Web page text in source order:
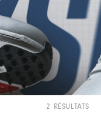
2 RÉSULTATS